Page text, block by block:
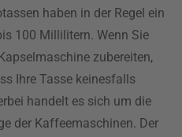
haben in der Regel ein
100 Millilitern. Wenn Sie
zubereiten,
Ihre Tasse keinesfalls
handelt es sich um die
der Kaffeemaschinen. Der